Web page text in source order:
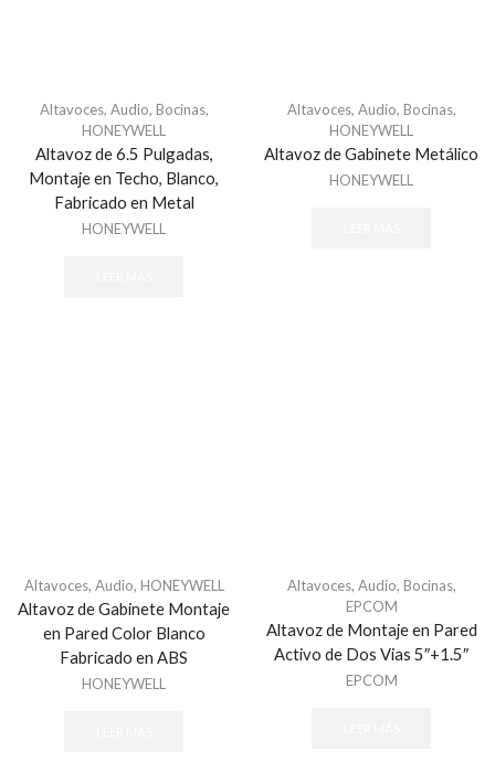
Altavoces, Audio, Bocinas,
HONEYWELL
Altavoz de 6.5 Pulgadas,
Montaje en Techo, Blanco,
Fabricado en Metal
HONEYWELL
Altavoces, Audio, Bocinas,
HONEYWELL
Altavoz de Gabinete Metálico
HONEYWELL
Altavoces, Audio, HONEYWELL
Altavoz de Gabinete Montaje
en Pared Color Blanco
Fabricado en ABS
HONEYWELL
Altavoces, Audio, Bocinas,
EPCOM
Altavoz de Montaje en Pared
Activo de Dos Vias 5″+1.5″
EPCOM